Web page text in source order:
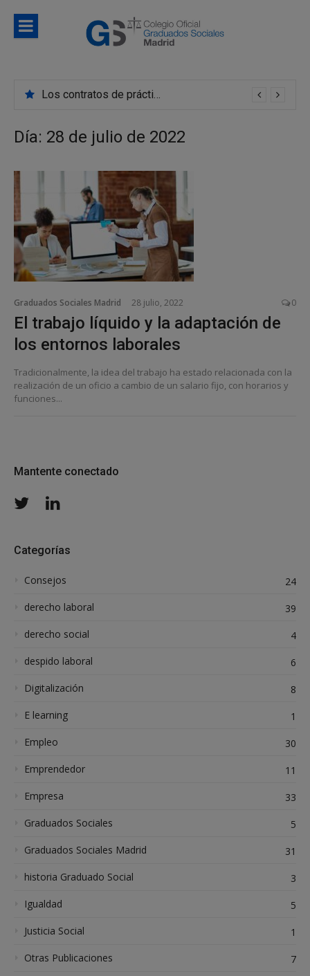
contenido
Colegio
Sociales
Madrid
Los contratos de prácticas se convierten en indefinidos con mayor frecuencia de lo que creemos
Día: 28 de julio de 2022
Graduados Sociales Madrid 28 julio, 2022 0
El trabajo líquido y la adaptación de
los entornos laborales
Tradicionalmente, la idea del trabajo ha estado relacionada con la
realización de un oficio a cambio de un salario fijo, con horarios y
funciones...
Mantente conectado
TwitterLinkedIn
Categorías
Consejos
24
derecho laboral
39
derecho social
4
despido laboral
6
Digitalización
8
E learning
1
Empleo
30
Emprendedor
11
Empresa
33
Graduados Sociales
5
Graduados Sociales Madrid
31
historia Graduado Social
3
Igualdad
5
Justicia Social
1
Otras Publicaciones
7